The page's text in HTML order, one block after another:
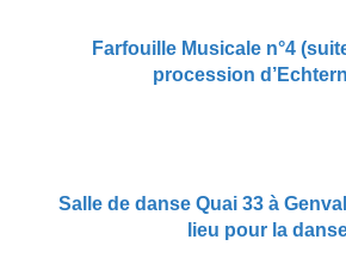
Farfouille Musicale n°4
procession
Salle de danse Quai 33 à
lieu pour la